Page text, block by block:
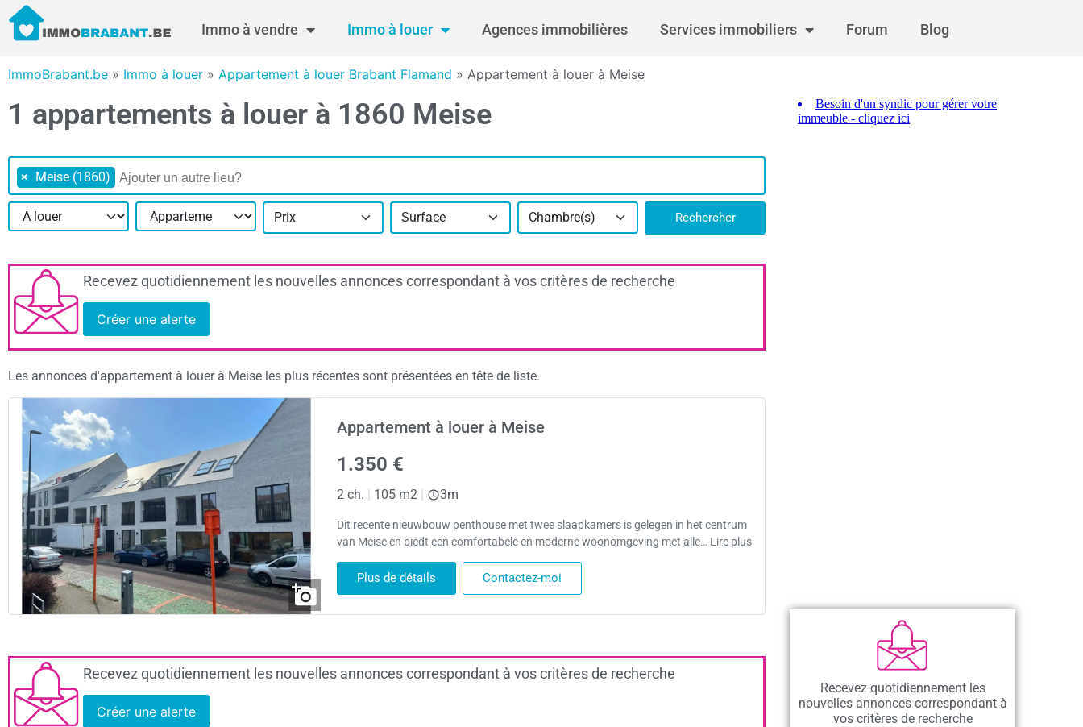
Immo à vendre Immo à louer Agences immobilières Services immobiliers Forum Blog
ImmoBrabant.be » Immo à louer » Appartement à louer Brabant Flamand » Appartement à louer à Meise
1 appartements à louer à 1860 Meise
× Meise (1860)
Prix Surface Chambre(s) Rechercher
Recevez quotidiennement les nouvelles annonces correspondant à vos critères de recherche
Créer une alerte
Les annonces d'appartement à louer à Meise les plus récentes sont présentées en tête de liste.
Appartement à louer à Meise
1.350 €
2 ch. 105 m2 3m
Dit recente nieuwbouw penthouse met twee slaapkamers is gelegen in het centrum
van Meise en biedt een comfortabele en moderne woonomgeving met alle… Lire plus
Plus de détails Contactez-moi
Recevez quotidiennement les nouvelles annonces correspondant à vos critères de recherche
Créer une alerte
Recevez quotidiennement les
nouvelles annonces correspondant à
vos critères de recherche